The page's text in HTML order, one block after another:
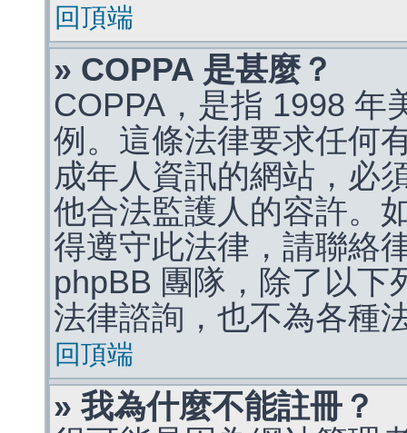
回頂端
» COPPA 是甚麼？
COPPA，是指 1998 年
例。這條法律要求任何
成年人資訊的網站，必
他合法監護人的容許。
得遵守此法律，請聯絡
phpBB 團隊，除了以下
法律諮詢，也不為各種
回頂端
» 我為什麼不能註冊？